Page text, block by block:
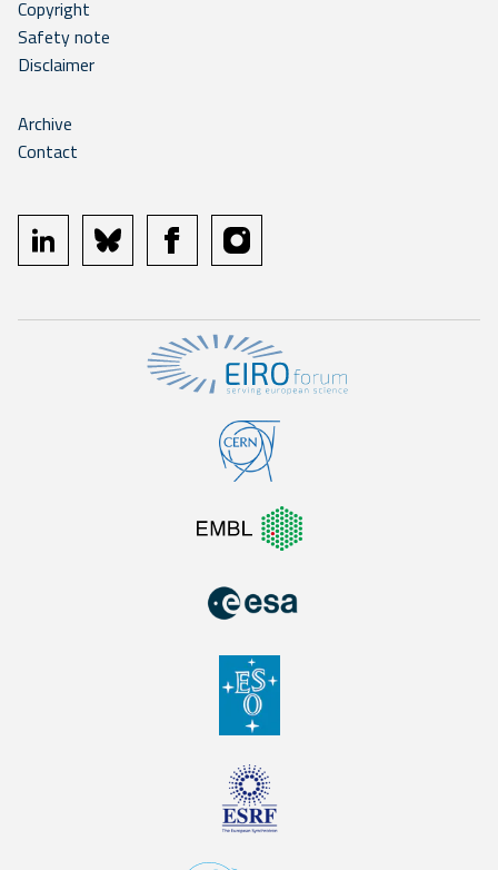
Copyright
Safety note
Disclaimer
Archive
Contact
linkedin bluesky facebookinstagram